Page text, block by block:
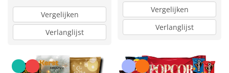
Vergelijken
Verlanglijst
Vergelijken
Verlanglijst